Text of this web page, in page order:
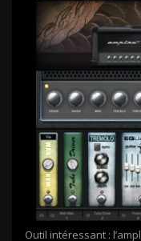
Outil intéressant :